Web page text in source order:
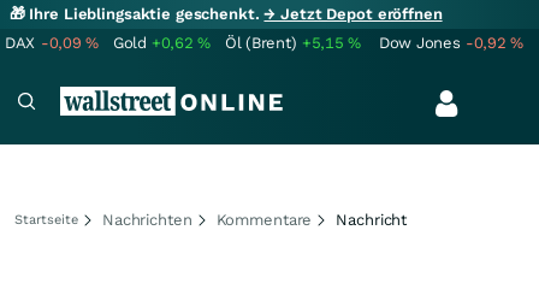
🎁 Ihre Lieblingsaktie geschenkt.→ Jetzt Depot eröffnen
DAX -0,09% Gold +0,62% Öl (Brent) +5,15% Dow Jones -0,92%
Startseite Nachrichten Kommentare Nachricht